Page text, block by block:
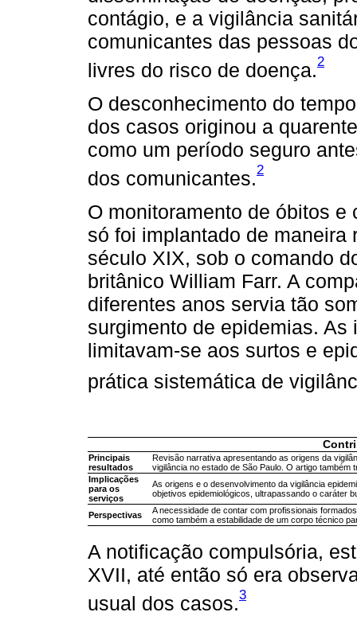
contágio, e a vigilância
comunicantes das pessoas
livres do risco de doença.2
O desconhecimento do
dos casos originou a
como um período seguro
dos comunicantes.2
O monitoramento de óbitos
só foi implantado de maneira
século XIX, sob o comando
britânico William Farr. A
diferentes anos servia tão
surgimento de epidemias.
limitavam-se aos surtos e
prática sistemática de
Principais
resultados
Revisão narrativa apresentando as origens da
vigilância no estado de São Paulo. O artigo
Implicações
para os
serviços
As origens e o desenvolvimento da vigilância
objetivos epidemiológicos, ultrapassando o caráter
Perspectivas
A necessidade de contar com profissionais
como também a estabilidade de um corpo técnico
A notificação compulsória,
XVII, até então só era
usual dos casos.3